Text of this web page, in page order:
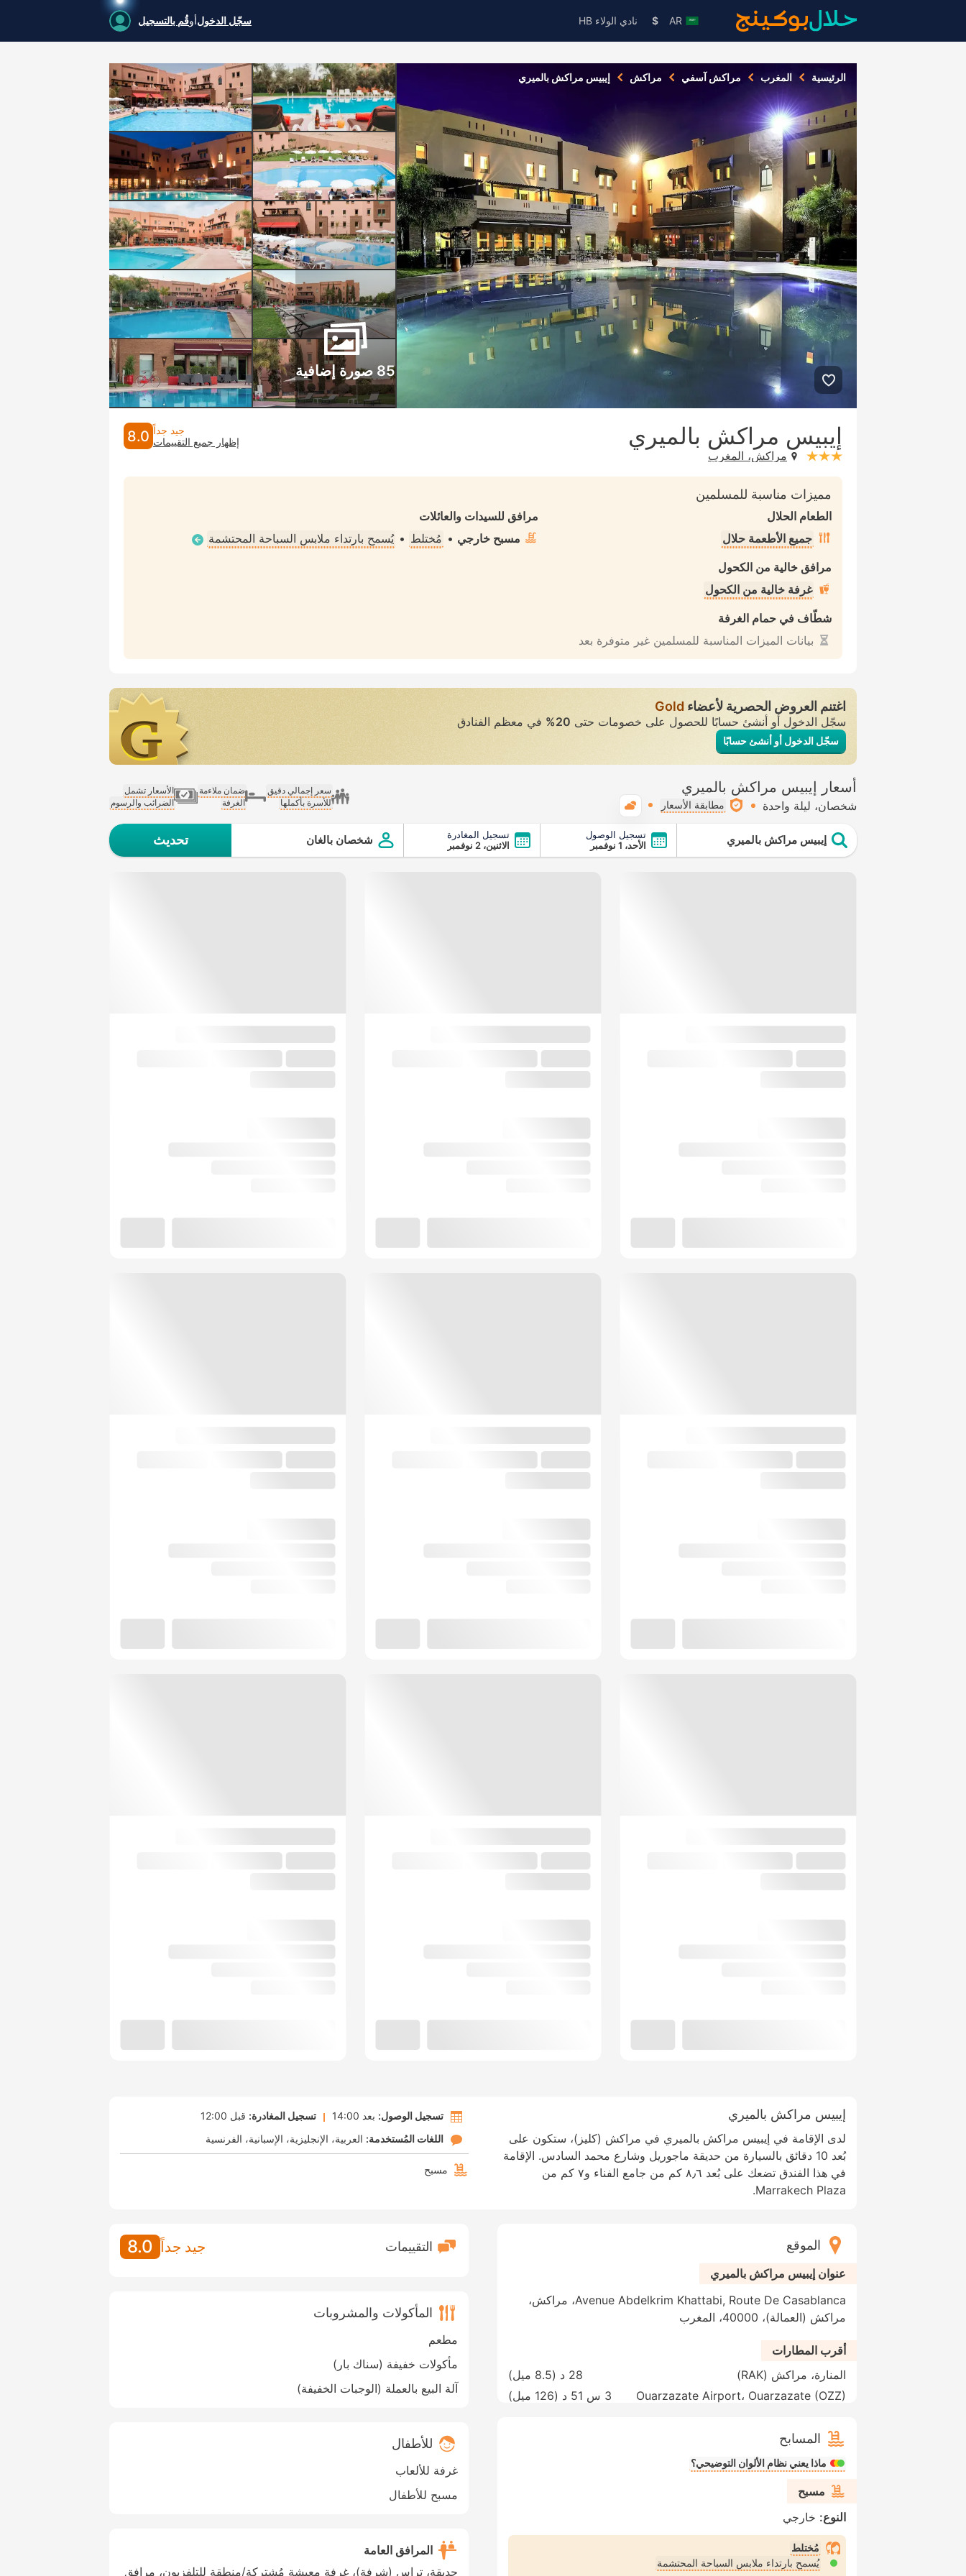
AR
$ نادي الولاء HB سجّل الدخولأوقُم بالتسجيل
الرئيسية المغرب مراكش آسفي مراكش إيبيس مراكش بالميري
85 صورة إضافية
إيبيس مراكش بالميري
stars: 3مراكش، المغرب
جيد جداً
إظهار جميع التقييمات 8.0
مميزات مناسبة للمسلمين
الطعام الحلال
جميع الأطعمة حلال
مرافق خالية من الكحول
غرفة خالية من الكحول
شطّاف في حمام الغرفة
بيانات الميزات المناسبة للمسلمين غير متوفرة بعد
مرافق للسيدات والعائلات
مسبح خارجي • مُختلط • يُسمح بارتداء ملابس السباحة المحتشمة
اغتنم العروض الحصرية لأعضاء Gold
سجّل الدخول أو أنشئ حسابًا للحصول على خصومات حتى 20% في معظم الفنادق
سجّل الدخول أو أنشئ حسابًا
أسعار إيبيس مراكش بالميري
شخصان ليلة واحدة مطابقة الأسعار
سعر إجمالي دقيق
للأسرة بأكملها
ضمان ملاءمة
الغرفة
الأسعار تشمل
الضرائب والرسوم
إيبيس مراكش بالميري
تسجيل الوصول
الأحد، 1 نوفمبر
تسجيل المغادرة
الاثنين، 2 نوفمبر
شخصان بالغان تحديث
إيبيس مراكش بالميري
لدى الإقامة في إيبيس مراكش بالميري في مراكش (كليز)، ستكون على
بُعد 10 دقائق بالسيارة من حديقة ماجوريل وشارع محمد السادس. الإقامة
في هذا الفندق تضعك على بُعد ٨٫٦ كم من جامع الفناء و٧ كم من
Marrakech Plaza.
تسجيل الوصول: بعد 14:00 تسجيل المغادرة: قبل 12:00
اللغات المُستخدمة: العربية الإنجليزية الإسبانية الفرنسية
مسبح
الموقع
عنوان إيبيس مراكش بالميري
Avenue Abdelkrim Khattabi, Route De Casablanca، مراكش،
مراكش (العمالة)، 40000، المغرب
أقرب المطارات
المنارة، مراكش (RAK)
28 د ( 8.5 ميل
)
Ouarzazate Airport، Ouarzazate (OZZ)
3 س 51 د ( 126 ميل )
المسابح
ماذا يعني نظام الألوان التوضيحي؟
مسبح
النوع: خارجي
مُختلط
يُسمح بارتداء ملابس السباحة المحتشمة
التقييمات جيد جداً 8.0
المأكولات والمشروبات
مطعم
مأكولات خفيفة (سناك بار)
آلة البيع بالعملة (الوجبات الخفيفة)
للأطفال
غرفة للألعاب
مسبح للأطفال
المرافق العامة
حديقة، تراس (شرفة)، غرفة معيشة مُشتركة/منطقة للتلفزيون، مرافق